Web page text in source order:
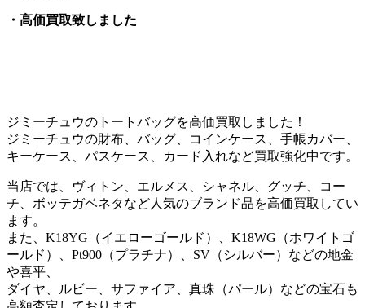
・高価買取致しました
ジミーチュウのトートバッグを高価買取しました！
ジミーチュウの財布、バッグ、コインケース、手帳カバー、
キーケース、パスケース、カード入れなど買取強化中です。
当店では、ヴィトン、エルメス、シャネル、グッチ、コー
チ、ボッテガベネタなど人気のブランド品を高価買取してい
ます。
また、K18YG（イエローゴールド）、K18WG（ホワイトゴ
ールド）、Pt900（プラチナ）、SV（シルバー）などの地金
や喜平、
ダイヤ、ルビー、サファイア、真珠（パール）などの宝石も